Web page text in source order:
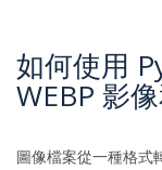
如何使用
WEBP 影
圖像檔案從一種格式